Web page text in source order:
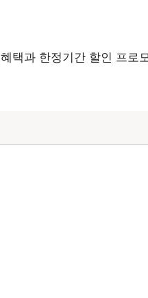
택과 한정기간 할인 프로